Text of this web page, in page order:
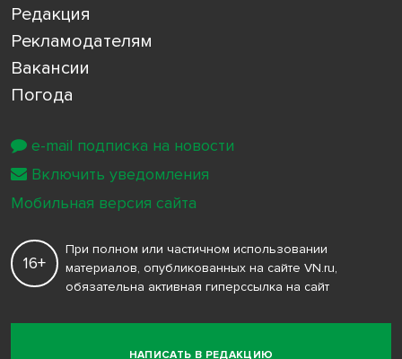
Редакция
Рекламодателям
Вакансии
Погода
НАПИСАТЬ В РЕДАКЦИЮ
16+
При полном или частичном использовании
материалов, опубликованных на сайте VN.ru,
обязательна активная гиперссылка на сайт
e-mail подписка на новости
Включить уведомления
Мобильная версия сайта